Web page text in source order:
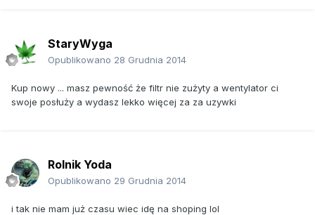
StaryWyga
Opublikowano 28 Grudnia 2014
Kup nowy ... masz pewność że filtr nie zużyty a wentylator ci
swoje posłuży a wydasz lekko więcej za za uzywki
Rolnik Yoda
Opublikowano 29 Grudnia 2014
i tak nie mam już czasu wiec idę na shoping lol